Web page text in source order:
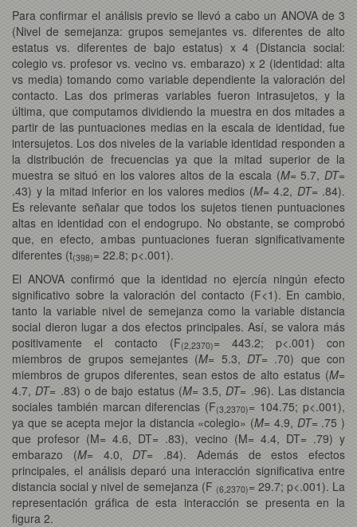
Para confirmar el análisis previo se llevó a cabo un ANOVA de 3
(Nivel de semejanza: grupos semejantes vs. diferentes de alto
estatus vs. diferentes de bajo estatus) x 4 (Distancia social:
colegio vs. profesor vs. vecino vs. embarazo) x 2 (identidad: alta
vs media) tomando como variable dependiente la valoración del
contacto. Las dos primeras variables fueron intrasujetos, y la
última, que computamos dividiendo la muestra en dos mitades a
partir de las puntuaciones medias en la escala de identidad, fue
intersujetos. Los dos niveles de la variable identidad responden a
la distribución de frecuencias ya que la mitad superior de la
muestra se situó en los valores altos de la escala (M= 5.7, DT=
.43) y la mitad inferior en los valores medios (M= 4.2, DT= .84).
Es relevante señalar que todos los sujetos tienen puntuaciones
altas en identidad con el endogrupo. No obstante, se comprobó
que, en efecto, ambas puntuaciones fueran significativamente
diferentes (t(398)= 22.8; p<.001).
El ANOVA confirmó que la identidad no ejercía ningún efecto
significativo sobre la valoración del contacto (F<1). En cambio,
tanto la variable nivel de semejanza como la variable distancia
social dieron lugar a dos efectos principales. Así, se valora más
positivamente el contacto (F(2,2370)= 443.2; p<.001) con
miembros de grupos semejantes (M= 5.3, DT= .70) que con
miembros de grupos diferentes, sean estos de alto estatus (M=
4.7, DT= .83) o de bajo estatus (M= 3.5, DT= .96). Las distancia
sociales también marcan diferencias (F(3,2370)= 104.75; p<.001),
ya que se acepta mejor la distancia «colegio» (M= 4.9, DT= .75 )
que profesor (M= 4.6, DT= .83), vecino (M= 4.4, DT= .79) y
embarazo (M= 4.0, DT= .84). Además de estos efectos
principales, el análisis deparó una interacción significativa entre
distancia social y nivel de semejanza (F (6,2370)= 29.7; p<.001). La
representación gráfica de esta interacción se presenta en la
figura 2.